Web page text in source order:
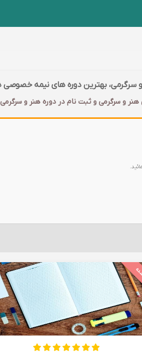
سرگرمی، بهترین دوره های نیمه خصوصی
و سرگرمی و ثبت نام در دوره هنر و